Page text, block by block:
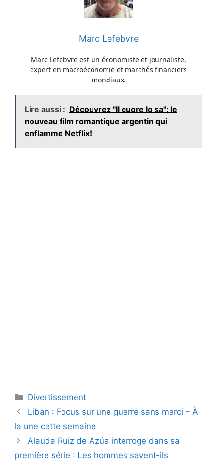
Marc Lefebvre
Marc Lefebvre est un économiste et journaliste,
expert en macroéconomie et marchés financiers
mondiaux.
Lire aussi : Découvrez "Il cuore lo sa": le
nouveau film romantique argentin qui
enflamme Netflix!
Catégories
Divertissement
Liban : Focus sur une guerre sans merci – À
la une cette semaine
Alauda Ruiz de Azúa interroge dans sa
première série : Les hommes savent-ils